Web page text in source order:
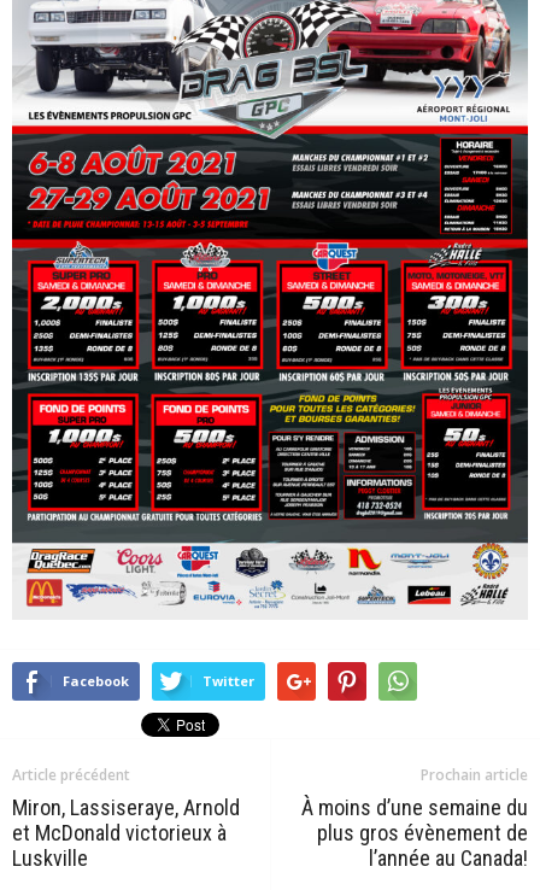
Facebook Twitter
Article précédent
Miron, Lassiseraye, Arnold
et McDonald victorieux à
Luskville
Prochain article
À moins d’une semaine du
plus gros évènement de
l’année au Canada!